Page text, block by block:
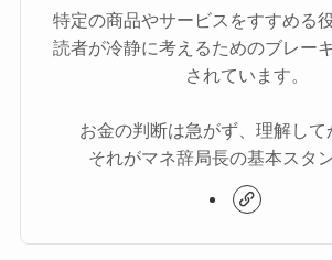
特定の商品やサービスをすすめる
読者が冷静に考えるためのブレー
されています。
お金の判断は急がず、理解して
それがマネ辞局長の基本スタ